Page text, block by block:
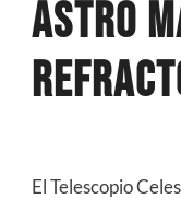
Astro
El Telescopio